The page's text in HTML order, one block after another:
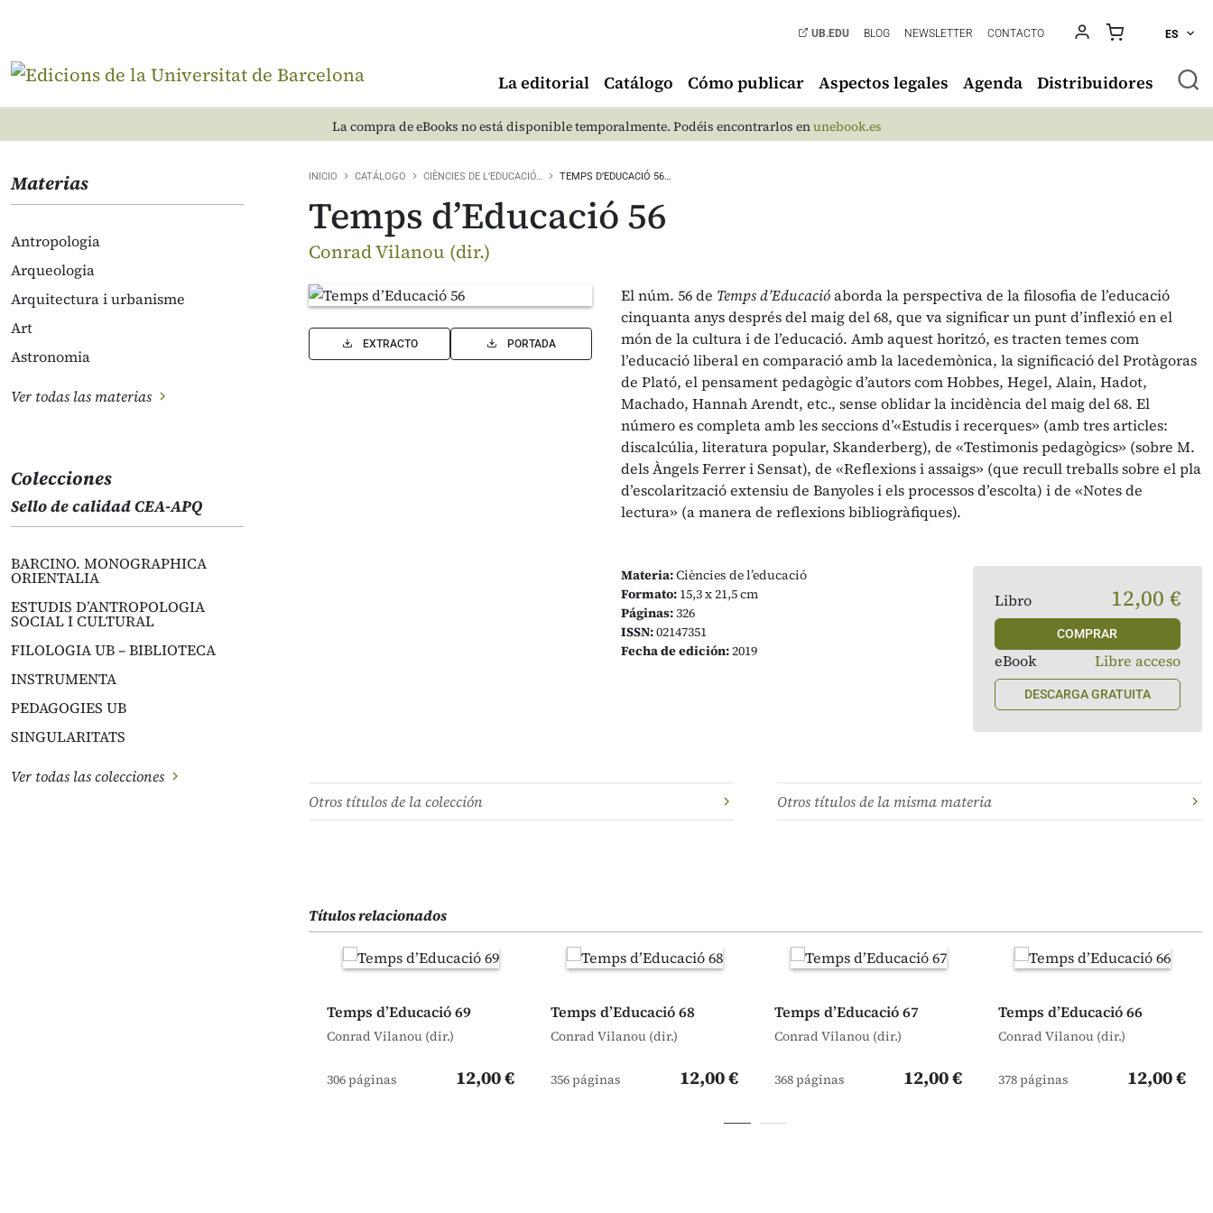
UB.EDU BLOG NEWSLETTER CONTACTO ES
La editorial Catálogo Cómo publicar Aspectos legales Agenda Distribuidores
La compra de eBooks no está disponible temporalmente. Podéis encontrarlos enunebook.es
Materias
Antropologia
Arqueologia
Arquitectura i urbanisme
Art
Astronomia
Ver todas las materias
Colecciones
Sello de calidad CEA-APQ
BARCINO. MONOGRAPHICA
ORIENTALIA
ESTUDIS D’ANTROPOLOGIA
SOCIAL I CULTURAL
FILOLOGIA UB – BIBLIOTECA
INSTRUMENTA
PEDAGOGIES UB
SINGULARITATS
Ver todas las colecciones
INICIO CATÁLOGO CIÈNCIES DE L’EDUCACIÓ… TEMPS D’EDUCACIÓ 56…
Temps d’Educació 56
Conrad Vilanou (dir.)
EXTRACTO PORTADA
El núm. 56 de Temps d’Educacióaborda la perspectiva de la filosofia de l’educació
cinquanta anys després del maig del 68, que va significar un punt d’inflexió en el
món de la cultura i de l’educació. Amb aquest horitzó, es tracten temes com
l’educació liberal en comparació amb la lacedemònica, la significació del Protàgoras
de Plató, el pensament pedagògic d’autors com Hobbes, Hegel, Alain, Hadot,
Machado, Hannah Arendt, etc., sense oblidar la incidència del maig del 68. El
número es completa amb les seccions d’«Estudis i recerques» (amb tres articles:
discalcúlia, literatura popular, Skanderberg), de «Testimonis pedagògics» (sobre M.
dels Àngels Ferrer i Sensat), de «Reflexions i assaigs» (que recull treballs sobre el pla
d’escolarització extensiu de Banyoles i els processos d’escolta) i de «Notes de
lectura» (a manera de reflexions bibliogràfiques).
Materia:Ciències de l’educació
Formato: 15,3 x 21,5 cm
Páginas:326
ISSN:02147351
Fecha de edición:2019
Libro 12,00 €
COMPRAR
eBook Libre acceso
DESCARGA GRATUITA
Otros títulos de la colección Otros títulos de la misma materia
Títulos relacionados
Temps d’Educació 69
Conrad Vilanou (dir.)
306 páginas 12,00 €
Temps d’Educació 68
Conrad Vilanou (dir.)
356 páginas 12,00 €
Temps d’Educació 67
Conrad Vilanou (dir.)
368 páginas 12,00 €
Temps d’Educació 66
Conrad Vilanou (dir.)
378 páginas 12,00 €